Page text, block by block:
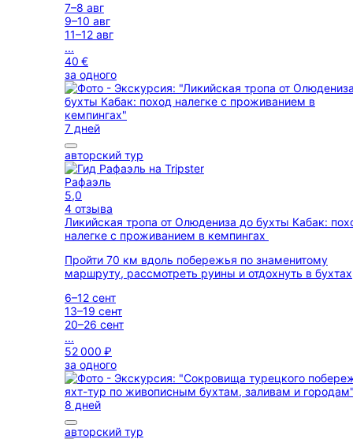
7–8 авг
9–10 авг
11–12 авг
...
40 €
за одного
7 дней
авторский тур
Рафаэль
5,0
4 отзыва
Ликийская тропа от Олюдениза до бухты Кабак:
налегке с проживанием в кемпингах
Пройти 70 км вдоль побережья по знаменитому
маршруту, рассмотреть руины и отдохнуть в бухтах
6–12 сент
13–19 сент
20–26 сент
...
52 000 ₽
за одного
8 дней
авторский тур